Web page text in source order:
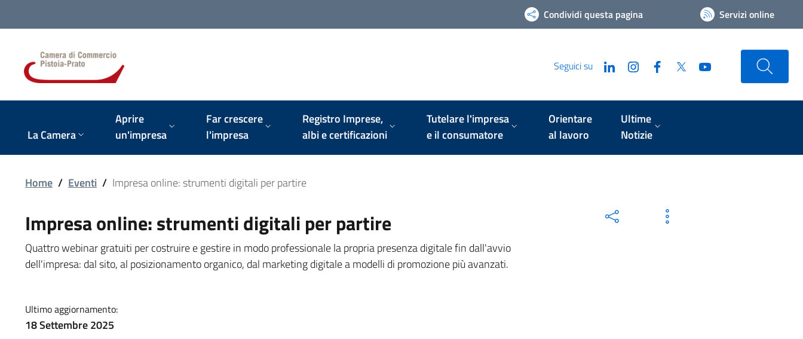
Condividi questa pagina Servizi online
Seguici su
La Camera
Aprire
un'impresa
Far crescere
l'impresa
Registro Imprese,
albi e certificazioni
Tutelare l'impresa
e il consumatore
Orientare
al lavoro
Ultime
Notizie
Home / Eventi / Impresa online: strumenti digitali per partire
Impresa online: strumenti digitali per partire
Quattro webinar gratuiti per costruire e gestire in modo professionale la propria presenza digitale fin dall'avvio
dell'impresa: dal sito, al posizionamento organico, dal marketing digitale a modelli di promozione più avanzati.
Ultimo aggiornamento:
18 Settembre 2025